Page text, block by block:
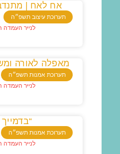
תערוכת עיצוב תשפ״ה
אח לאח |
לנייר
תערוכת אמנות תשפ״ה
מאפלה לאורה
לנייר
תערוכת אמנות תשפ״ה
“בדמייך
לנייר